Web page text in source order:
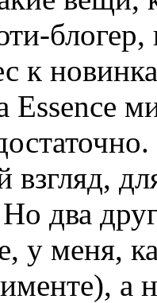
к
Essence
взгляд,
Но два
у меня,
а